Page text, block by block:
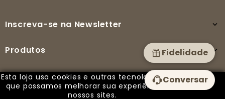
Inscreva-se na Newsletter 
Produtos 
A nossa empresa 
Esta loja usa cookies e outras tecnologias para
que possamos melhorar sua experiência em
nossos sites.
Conversar
Fidelidade